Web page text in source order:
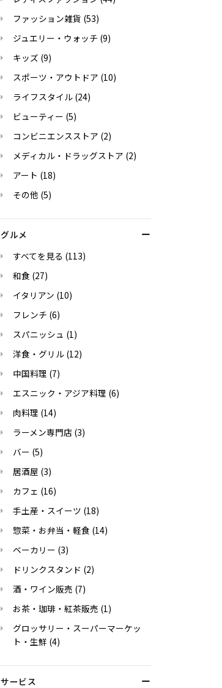
ファッション雑貨 (53)
ジュエリー・ウォッチ (9)
キッズ (9)
スポーツ・アウトドア (10)
ライフスタイル (24)
ビューティー (5)
コンビニエンスストア (2)
メディカル・ドラッグストア (2)
アート (18)
その他 (5)
グルメ
すべてを見る (113)
和食 (27)
イタリアン (10)
フレンチ (6)
スパニッシュ (1)
洋食・グリル (12)
中国料理 (7)
エスニック・アジア料理 (6)
肉料理 (14)
ラーメン専門店 (3)
バー (5)
居酒屋 (3)
カフェ (16)
手土産・スイーツ (18)
惣菜・お弁当・軽食 (14)
ベーカリー (3)
ドリンクスタンド (2)
酒・ワイン販売 (7)
お茶・珈琲・紅茶販売 (1)
グロッサリー・スーパーマーケッ
ト・生鮮 (4)
サービス